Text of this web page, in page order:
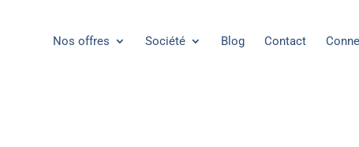
Nos offres Société Blog Contact